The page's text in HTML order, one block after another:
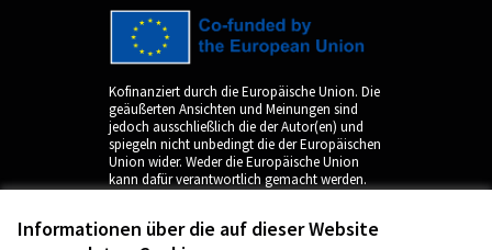
Informationen über die auf dieser Website
Kofinanziert durch die Europäische Union. Die
geäußerten Ansichten und Meinungen sind
jedoch ausschließlich die der Autor(en) und
spiegeln nicht unbedingt die der Europäischen
Union wider. Weder die Europäische Union
kann dafür verantwortlich gemacht werden.